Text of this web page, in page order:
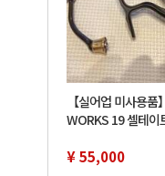
【실어업 미사용
WORKS 19 셀테이
사용품 다이와 SLP
¥ 55,000